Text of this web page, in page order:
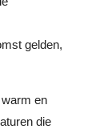
gelden,
en
die